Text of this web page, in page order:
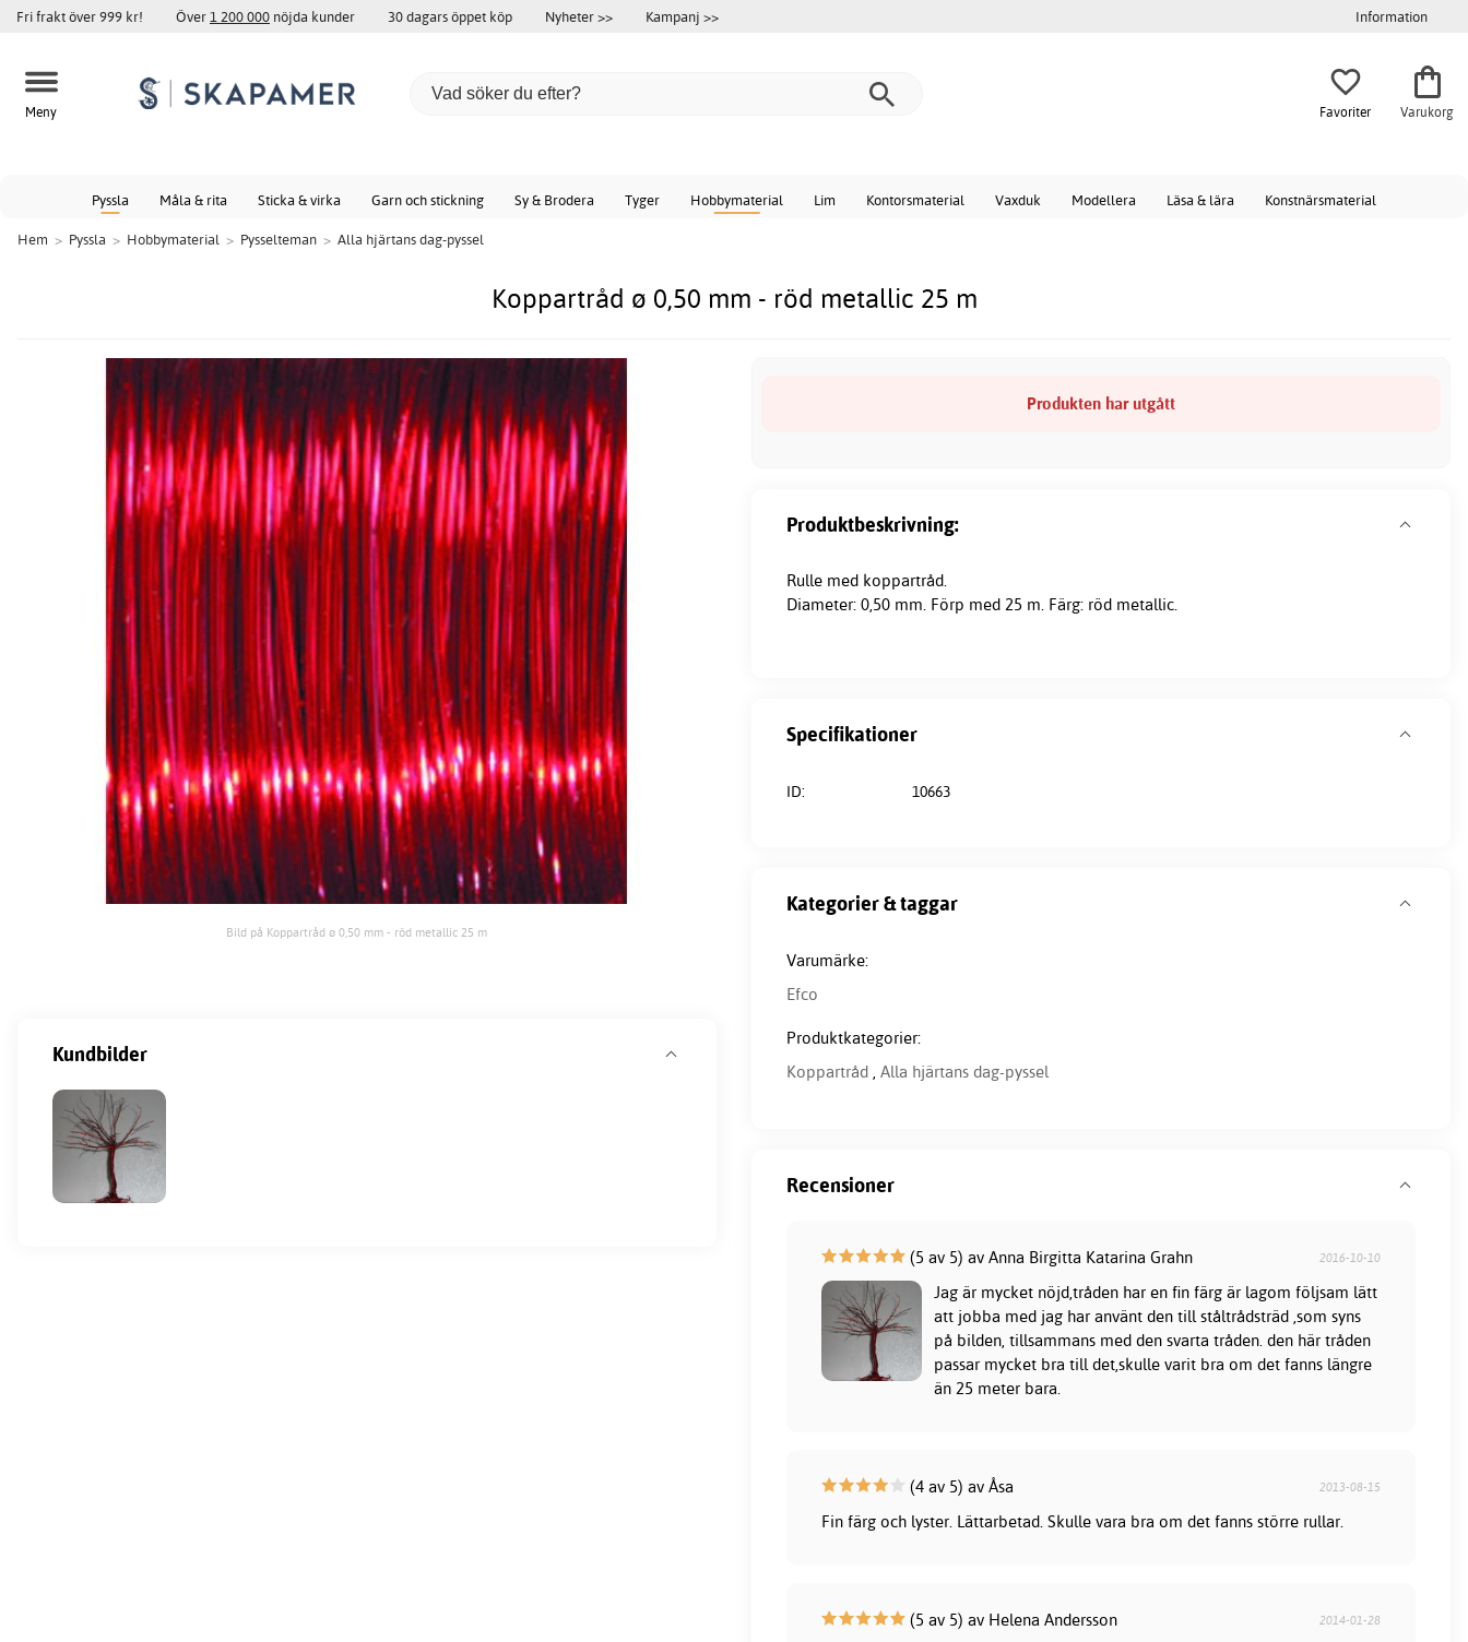
Fri frakt över 999 kr! Över1 200 000 nöjda kunder 30 dagars öppet köp Nyheter >> Kampanj >> Information
Meny Favoriter Varukorg
Pyssla Måla & rita Sticka & virka Garn och stickning Sy & Brodera Tyger Hobbymaterial Lim Kontorsmaterial Vaxduk Modellera Läsa & lära Konstnärsmaterial
Hem > Pyssla > Hobbymaterial > Pysselteman > Alla hjärtans dag-pyssel
Koppartråd ø 0,50 mm - röd metallic 25 m
Bild på Koppartråd ø 0,50 mm - röd metallic 25 m
Produkten har utgått
Produktbeskrivning:
Rulle med koppartråd.
Diameter: 0,50 mm. Förp med 25 m. Färg: röd metallic.
Specifikationer
ID: 10663
Kategorier & taggar
Varumärke:
Efco
Produktkategorier:
Koppartråd , Alla hjärtans dag-pyssel
Kundbilder
Recensioner
(5 av 5) av Anna Birgitta Katarina Grahn 2016-10-10
Jag är mycket nöjd,tråden har en fin färg är lagom följsam lätt
att jobba med jag har använt den till ståltrådsträd ,som syns
på bilden, tillsammans med den svarta tråden. den här tråden
passar mycket bra till det,skulle varit bra om det fanns längre
än 25 meter bara.
(4 av 5) av Åsa 2013-08-15
Fin färg och lyster. Lättarbetad. Skulle vara bra om det fanns större rullar.
(5 av 5) av Helena Andersson 2014-01-28